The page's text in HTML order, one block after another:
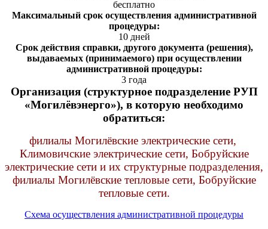
бесплатно
Максимальный срок осуществления административной
процедуры:
10 дней
Срок действия справки, другого документа (решения),
выдаваемых (принимаемого) при осуществлении
административной процедуры:
3 года
Организация (структурное подразделение РУП
«Могилёвэнерго»), в которую необходимо
обратиться:
филиалы Могилёвские электрические сети,
Климовичские электрические сети, Бобруйские
электрические сети и их структурные подразделения,
филиалы Могилёвские тепловые сети, Бобруйские
тепловые сети.
Схема осуществления административной процедуры